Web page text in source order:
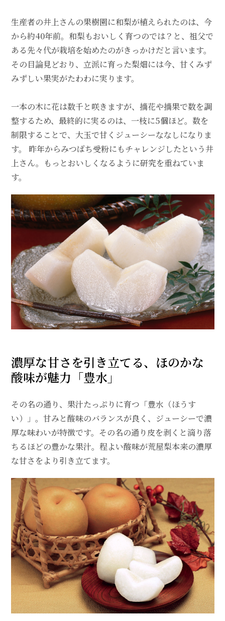
生産者の井上さんの果樹園に和梨が植えられたのは、今
から約40年前。和梨もおいしく育つのでは？と、祖父で
ある先々代が栽培を始めたのがきっかけだと言います。
その目論見どおり、立派に育った梨畑には今、甘くみず
みずしい果実がたわわに実ります。
一本の木に花は数千と咲きますが、摘花や摘果で数を調
整するため、最終的に実るのは、一枝に5個ほど。数を
制限することで、大玉で甘くジューシーななしになりま
す。 昨年からみつばち受粉にもチャレンジしたという井
上さん。もっとおいしくなるように研究を重ねていま
す。
濃厚な甘さを引き立てる、ほのかな
酸味が魅力「豊水」
その名の通り、果汁たっぷりに育つ「豊水（ほうす
い）」。甘みと酸味のバランスが良く、ジューシーで濃
厚な味わいが特徴です。その名の通り皮を剥くと滴り落
ちるほどの豊かな果汁。程よい酸味が荒屋梨本来の濃厚
な甘さをより引き立てます。